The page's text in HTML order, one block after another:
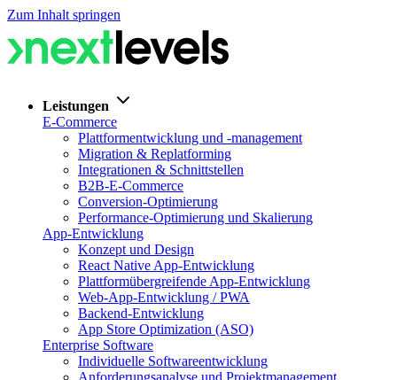
Zum Inhalt springen
Leistungen
E-Commerce
Plattformentwicklung und -management
Migration & Replatforming
Integrationen & Schnittstellen
B2B-E-Commerce
Conversion-Optimierung
Performance-Optimierung und Skalierung
App-Entwicklung
Konzept und Design
React Native App-Entwicklung
Plattformübergreifende App-Entwicklung
Web-App-Entwicklung / PWA
Backend-Entwicklung
App Store Optimization (ASO)
Enterprise Software
Individuelle Softwareentwicklung
Anforderungsanalyse und Projektmanagement